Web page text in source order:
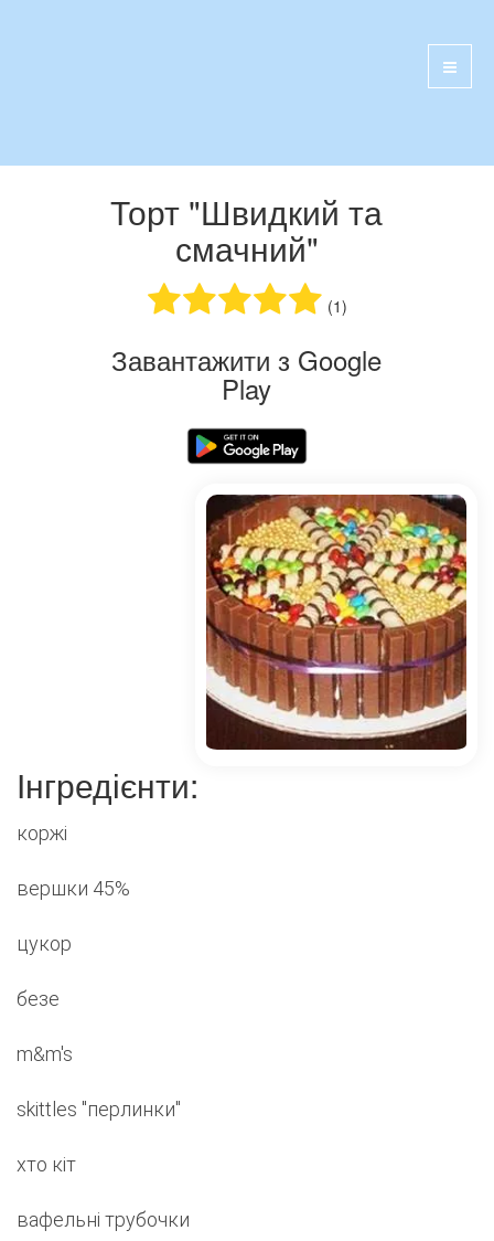
Торт "Швидкий та
смачний"
(1)
Завантажити з Google
Play
Інгредієнти:
коржі
вершки 45%
цукор
безе
m&m's
skittles "перлинки"
хто кіт
вафельні трубочки